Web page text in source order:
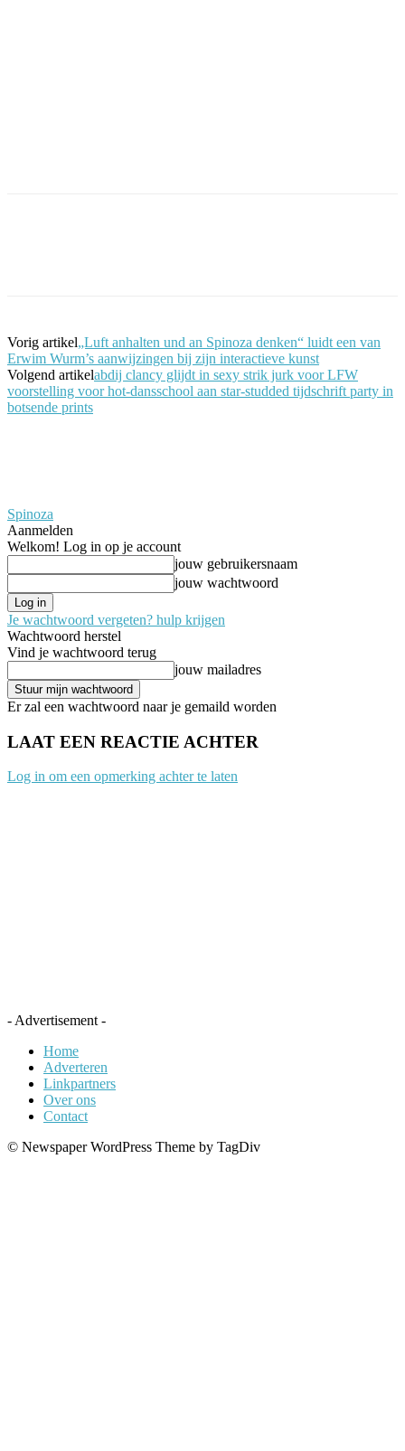
Vorig artikel„Luft anhalten und an Spinoza denken“ luidt een van
Erwim Wurm’s aanwijzingen bij zijn interactieve kunst
Volgend artikelabdij clancy glijdt in sexy strik jurk voor LFW
voorstelling voor hot-dansschool aan star-studded tijdschrift party in
botsende prints
Spinoza
Aanmelden
Welkom! Log in op je account
jouw gebruikersnaam
jouw wachtwoord
Je wachtwoord vergeten? hulp krijgen
Wachtwoord herstel
Vind je wachtwoord terug
jouw mailadres
Er zal een wachtwoord naar je gemaild worden
LAAT EEN REACTIE ACHTER
Log in om een opmerking achter te laten
- Advertisement -
Home
Adverteren
Linkpartners
Over ons
Contact
© Newspaper WordPress Theme by TagDiv